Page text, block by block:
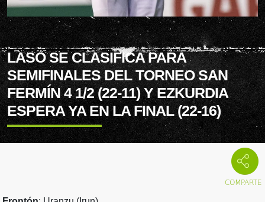
LASO SE CLASIFICA PARA
SEMIFINALES DEL TORNEO SAN
FERMÍN 4 1/2 (22-11) Y EZKURDIA
ESPERA YA EN LA FINAL (22-16)